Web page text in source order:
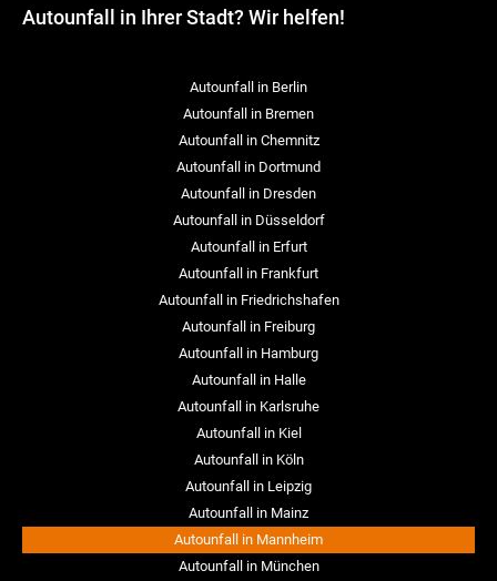
Autounfall in Ihrer Stadt? Wir helfen!
Autounfall in Berlin
Autounfall in Bremen
Autounfall in Chemnitz
Autounfall in Dortmund
Autounfall in Dresden
Autounfall in Düsseldorf
Autounfall in Erfurt
Autounfall in Frankfurt
Autounfall in Friedrichshafen
Autounfall in Freiburg
Autounfall in Hamburg
Autounfall in Halle
Autounfall in Karlsruhe
Autounfall in Kiel
Autounfall in Köln
Autounfall in Leipzig
Autounfall in Mainz
Autounfall in Mannheim
Autounfall in München